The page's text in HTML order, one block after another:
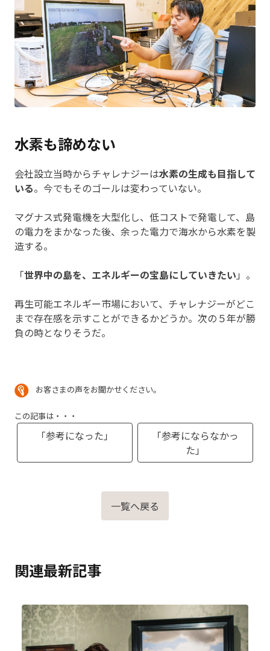
水素も諦めない
会社設立当時からチャレナジーは水素の生成も目指して
いる。今でもそのゴールは変わっていない。
マグナス式発電機を大型化し、低コストで発電して、島
の電力をまかなった後、余った電力で海水から水素を製
造する。
「世界中の島を、エネルギーの宝島にしていきたい 」。
再生可能エネルギー市場において、チャレナジーがどこ
まで存在感を示すことができるかどうか。次の５年が勝
負の時となりそうだ。
お客さまの声をお聞かせください。
この記事は・・・
「参考になった」
「参考にならなかっ
た」
一覧へ戻る
関連最新記事